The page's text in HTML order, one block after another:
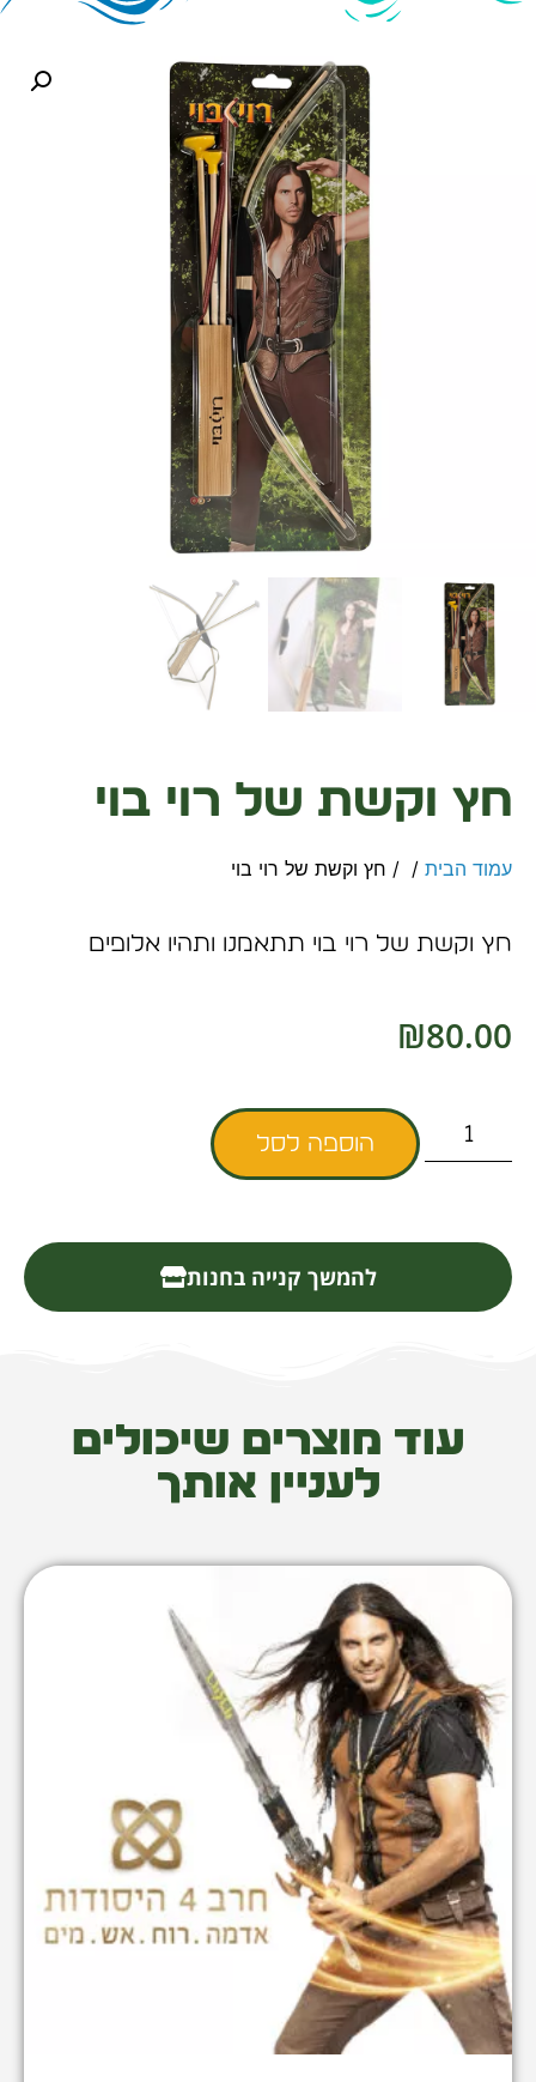
חץ וקשת של רוי בוי
עמוד הבית / / חץ וקשת של רוי בוי
חץ וקשת של רוי בוי תתאמנו ותהיו אלופים
₪80.00
הוספה לסל
להמשך קנייה בחנות
עוד מוצרים שיכולים
לעניין אותך